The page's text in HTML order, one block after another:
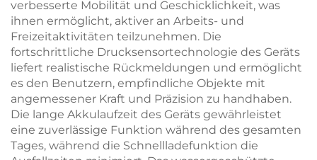
verbesserte Mobilität und Geschicklichkeit, was
ihnen ermöglicht, aktiver an Arbeits- und
Freizeitaktivitäten teilzunehmen. Die
fortschrittliche Drucksensortechnologie des Geräts
liefert realistische Rückmeldungen und ermöglicht
es den Benutzern, empfindliche Objekte mit
angemessener Kraft und Präzision zu handhaben.
Die lange Akkulaufzeit des Geräts gewährleistet
eine zuverlässige Funktion während des gesamten
Tages, während die Schnellladefunktion die